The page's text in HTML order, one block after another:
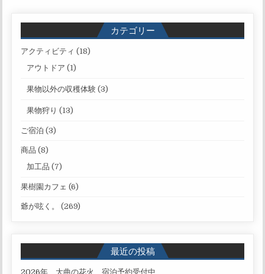
カテゴリー
アクティビティ (18)
アウトドア (1)
果物以外の収穫体験 (3)
果物狩り (13)
ご宿泊 (3)
商品 (8)
加工品 (7)
果樹園カフェ (6)
爺が呟く。 (269)
最近の投稿
2026年 大曲の花火 宿泊予約受付中